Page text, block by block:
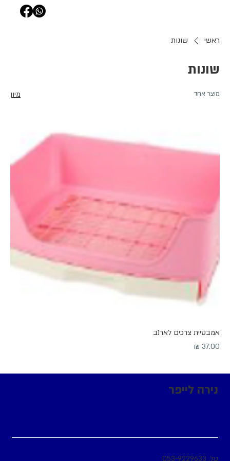
ראשי שונות
שונות
מוצר אחד מיון
אמבטיית צרכים לארנב
מחיר
נירה לייפר
טל. 053-9229633